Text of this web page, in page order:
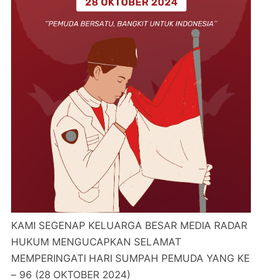
KAMI SEGENAP KELUARGA BESAR MEDIA RADAR
HUKUM MENGUCAPKAN SELAMAT
MEMPERINGATI HARI SUMPAH PEMUDA YANG KE
– 96 (28 OKTOBER 2024)